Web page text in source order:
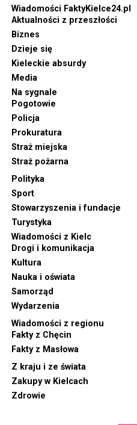
Wiadomości FaktyKielce24.pl
Aktualności z przeszłości
Biznes
Dzieje się
Kieleckie absurdy
Media
Na sygnale
Pogotowie
Policja
Prokuratura
Straż miejska
Straż pożarna
Polityka
Sport
Stowarzyszenia i fundacje
Turystyka
Wiadomości z Kielc
Drogi i komunikacja
Kultura
Nauka i oświata
Samorząd
Wydarzenia
Wiadomości z regionu
Fakty z Chęcin
Fakty z Masłowa
Z kraju i ze świata
Zakupy w Kielcach
Zdrowie